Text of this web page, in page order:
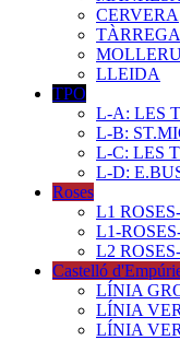
CERVERA
TÀRREGA
LLEIDA
TPO
L-A: LES
L-B:
L-C: LES
L-D:
Roses
L1
L1-
L2
Castelló
LÍNIA
LÍNIA
LÍNIA